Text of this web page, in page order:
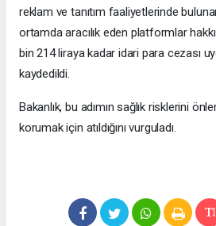
reklam ve tanıtım faaliyetlerinde
ortamda aracılık eden platformlar
bin 214 liraya kadar idari para cezası
kaydedildi.
Bakanlık, bu adımın sağlık risklerini
korumak için atıldığını vurguladı.